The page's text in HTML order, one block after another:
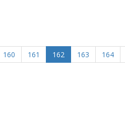
160 161 162 163 164